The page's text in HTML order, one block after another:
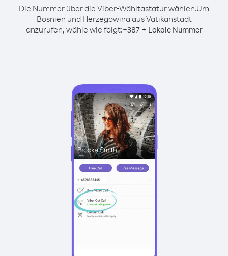
Die Nummer über die Viber-Wähltastatur wählen.Um
Bosnien und Herzegowina aus Vatikanstadt
anzurufen, wähle wie folgt:+387+ Lokale Nummer